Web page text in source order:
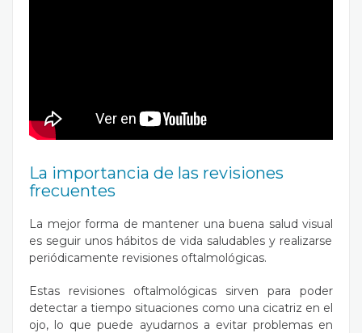
La importancia de las revisiones
frecuentes
La mejor forma de mantener una buena salud visual
es seguir unos hábitos de vida saludables y realizarse
periódicamente revisiones oftalmológicas.
Estas revisiones oftalmológicas sirven para poder
detectar a tiempo situaciones como una cicatriz en el
ojo, lo que puede ayudarnos a evitar problemas en